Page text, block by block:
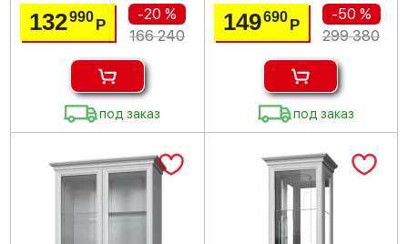
132990Р
-20 %
166 240
под заказ
149690 Р
-50 %
299 380
под заказ